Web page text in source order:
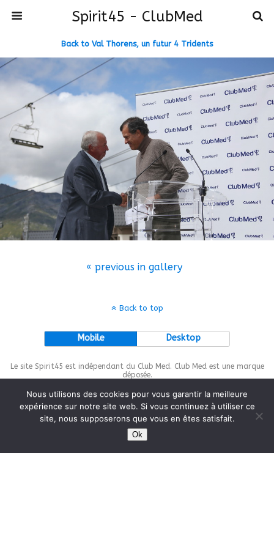
Spirit45 - ClubMed
Back to Val Thorens, un futur 4 Tridents
« previous in gallery
Back to top
Mobile Desktop
Le site Spirit45 est indépendant du Club Med. Club Med est une marque
déposée.
This site is protected bywp-copyrightpro.com
Nous utilisons des cookies pour vous garantir la meilleure
expérience sur notre site web. Si vous continuez à utiliser ce
site, nous supposerons que vous en êtes satisfait.
Ok